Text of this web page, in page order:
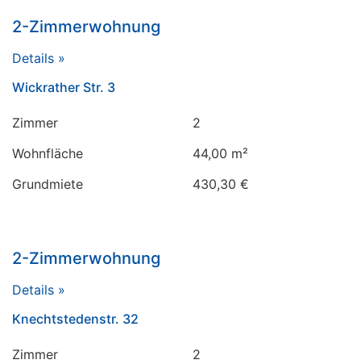
2-Zimmerwohnung
Details »
Wickrather Str. 3
Zimmer
2
Wohnfläche
44,00 m²
Grundmiete
430,30 €
2-Zimmerwohnung
Details »
Knechtstedenstr. 32
Zimmer
2